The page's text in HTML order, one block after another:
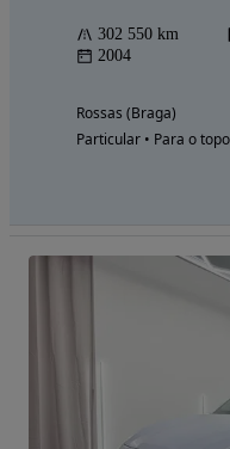
302 550 km
2004
Rossas (Braga)
Particular • Para o topo